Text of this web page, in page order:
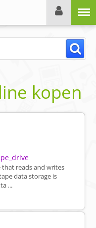
kopen
that reads and writes
data storage is
...